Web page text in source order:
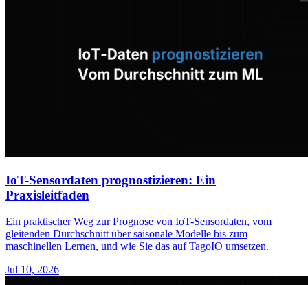
IoT-Sensordaten prognostizieren: Ein
Praxisleitfaden
Ein praktischer Weg zur Prognose von IoT-Sensordaten, vom
gleitenden Durchschnitt über saisonale Modelle bis zum
maschinellen Lernen, und wie Sie das auf TagoIO umsetzen.
Jul 10, 2026